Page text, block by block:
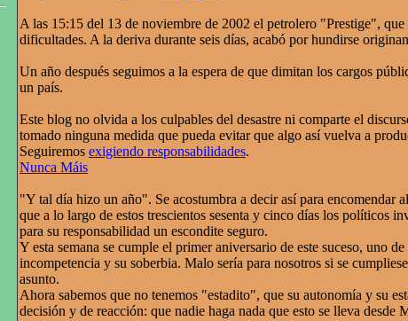
A las 15:15 del 13 de noviembre de 2002 el petrolero "Prestige",
dificultades. A la deriva durante seis días, acabó por hundirse
Un año después seguimos a la espera de que dimitan los cargos
un país.
Este blog no olvida a los culpables del desastre ni comparte el
tomado ninguna medida que pueda evitar que algo así vuelva a
Seguiremos exigiendo responsabilidades.
Nunca Máis
"Y tal día hizo un año". Se acostumbra a decir así para encomendar
que a lo largo de estos trescientos sesenta y cinco días los políticos
para su responsabilidad un escondite seguro.
Y esta semana se cumple el primer aniversario de este suceso, uno
incompetencia y su soberbia. Malo sería para nosotros si se
asunto.
Ahora sabemos que no tenemos "estadito", que su autonomía y su
decisión y de reacción: que nadie haga nada que esto se lleva